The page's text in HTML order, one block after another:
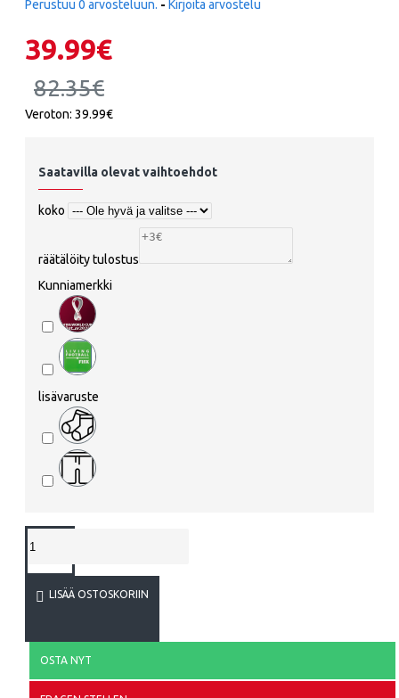
Perustuu 0 arvosteluun. - Kirjoita arvostelu
39.99€
82.35€
Veroton: 39.99€
Saatavilla olevat vaihtoehdot
koko
räätälöity tulostus
Kunniamerkki
lisävaruste
LISÄÄ OSTOSKORIIN
OSTA NYT